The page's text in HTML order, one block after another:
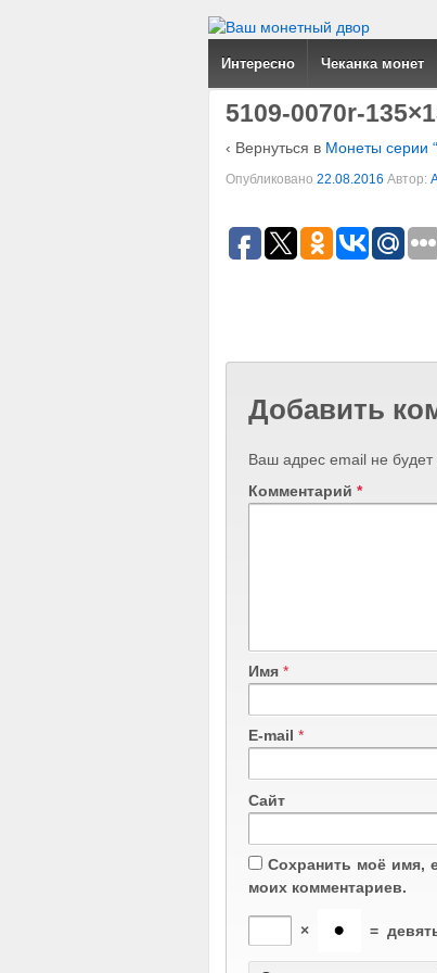
Интересно Чеканка монет
5109-0070r-
‹ Вернуться в Монеты серии
Опубликовано 22.08.2016 Автор:
Добавить
Ваш адрес email не будет
Комментарий *
Имя *
E-mail *
Сайт
Сохранить моё имя,
моих комментариев.
× =